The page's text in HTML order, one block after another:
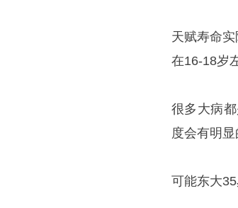
天赋寿命
在16-18岁
很多大病
度会有明
可能东大